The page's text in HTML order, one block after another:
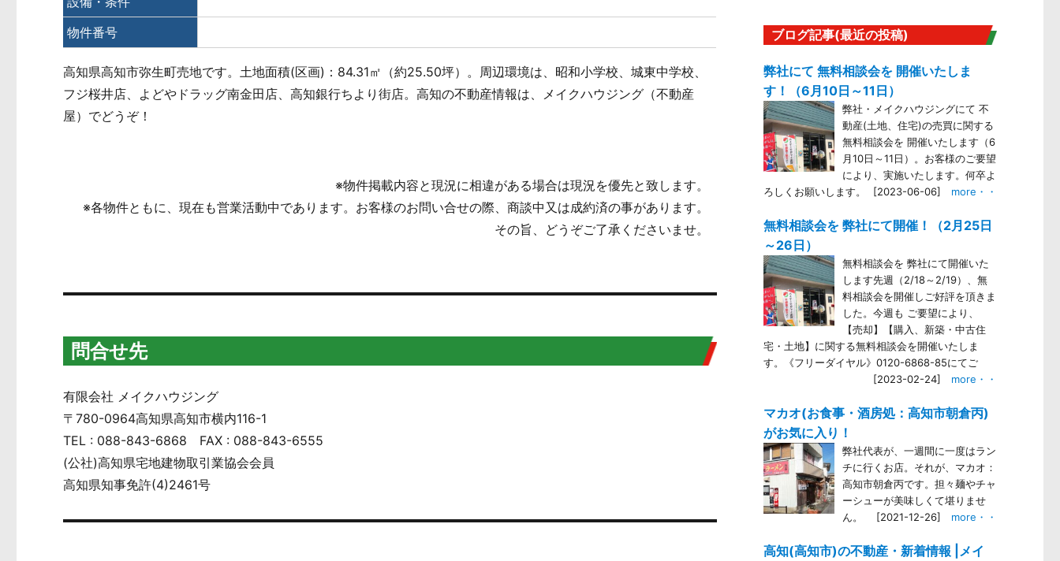
物件番号
高知県高知市弥生町売地です。土地面積(区画)：84.31㎡（約25.50坪）。周辺環境は、昭和小学校、城東中学校、
フジ桜井店、よどやドラッグ南金田店、高知銀行ちより街店。高知の不動産情報は、メイクハウジング（不動産
屋）でどうぞ！
※物件掲載内容と現況に相違がある場合は現況を優先と致します。
※各物件ともに、現在も営業活動中であります。お客様のお問い合せの際、商談中又は成約済の事があります。
その旨、どうぞご了承くださいませ。
問合せ先
有限会社 メイクハウジング
〒780-0964高知県高知市横内116-1
TEL : 088-843-6868 FAX : 088-843-6555
(公社)高知県宅地建物取引業協会会員
高知県知事免許(4)2461号
ブログ記事(最近の投稿)
弊社にて 無料相談会を 開催いたしま
す！（6月10日～11日）
弊社・メイクハウジングにて 不
動産(土地、住宅)の売買に関する
無料相談会を 開催いたします（6
月10日～11日）。お客様のご要望
により、実施いたします。何卒よ
ろしくお願いします。
[2023-06-06] more・・
無料相談会を 弊社にて開催！（2月25日
～26日）
無料相談会を 弊社にて開催いた
します先週（2/18～2/19）、無
料相談会を開催しご好評を頂きま
した。今週も ご要望により、
【売却】【購入、新築・中古住
宅・土地】に関する無料相談会を開催いたしま
す。《フリーダイヤル》0120-6868-85にてご
[2023-02-24] more・・
マカオ(お食事・酒房処：高知市朝倉丙)
がお気に入り！
弊社代表が、一週間に一度はラン
チに行くお店。それが、マカオ：
高知市朝倉丙です。担々麺やチャ
ーシューが美味しくて堪りませ
ん。
[2021-12-26] more・・
高知(高知市)の不動産・新着情報 |メイ